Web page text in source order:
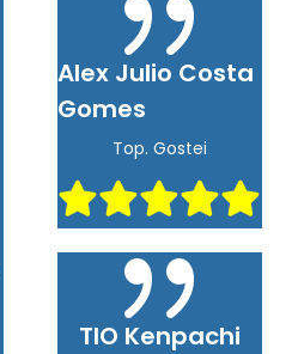
Alex Julio Costa
Gomes
Top. Gostei
TIO Kenpachi